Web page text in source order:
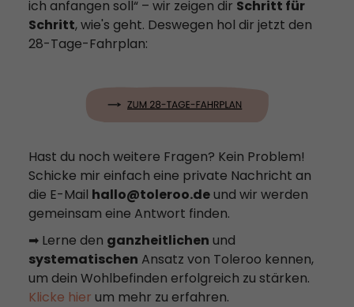
ich anfangen soll“ – wir zeigen dir Schritt für
Schritt, wie's geht. Deswegen hol dir jetzt den
28-Tage-Fahrplan:
Hast du noch weitere Fragen? Kein Problem!
Schicke mir einfach eine private Nachricht an
die E-Mail hallo@toleroo.deund wir werden
gemeinsam eine Antwort finden.
➡ Lerne den ganzheitlichen und
systematischen Ansatz von Toleroo kennen,
um dein Wohlbefinden erfolgreich zu stärken.
Klicke hier um mehr zu erfahren.